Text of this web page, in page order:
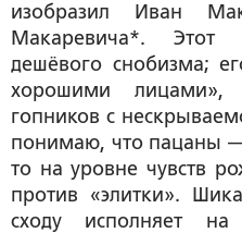
изобразил Иван
Макаревича*.
дешёвого снобизма;
хорошими лицами»,
гопников с
понимаю, что пацаны
то на уровне чувств
против «элитки».
сходу исполняет